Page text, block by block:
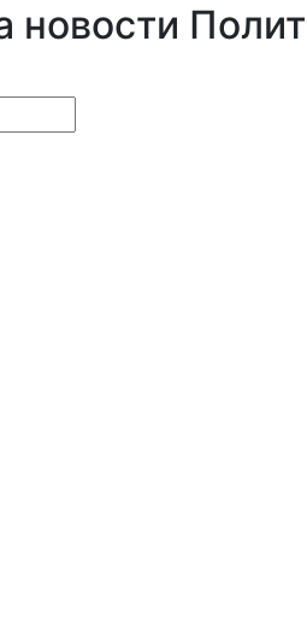
новости